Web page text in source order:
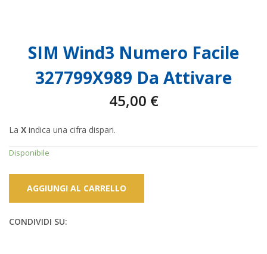
SIM Wind3 Numero Facile
327799X989 Da Attivare
45,00 €
La X indica una cifra dispari.
Disponibile
AGGIUNGI AL CARRELLO
CONDIVIDI SU: